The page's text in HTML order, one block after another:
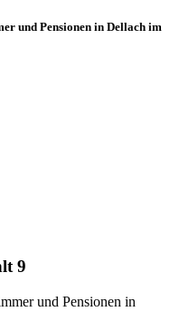
und Pensionen in Dellach im
9
und Pensionen in